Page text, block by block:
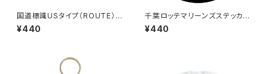
国道標識USタイプ（ROUTE）ス
テッカー 327号線
¥440
千葉ロッテマリーンズステッカー
6
¥440